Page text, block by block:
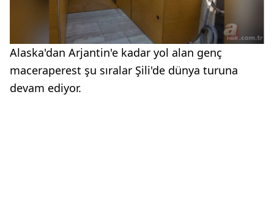
Alaska'dan Arjantin'e kadar yol alan genç
maceraperest şu sıralar Şili'de dünya turuna
devam ediyor.